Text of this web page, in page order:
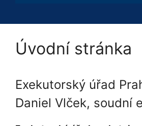
Úvodní stránka
Exekutorský úřad
Daniel Vlček, soudní